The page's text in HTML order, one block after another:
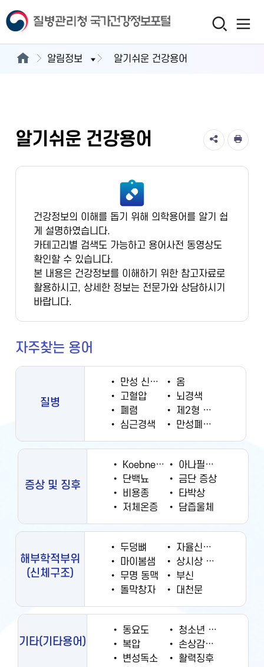
알림정보 알기쉬운 건강용어
알기쉬운 건강용어
건강정보의 이해를 돕기 위해 의학용어를 알기 쉽
게 설명하였습니다.
카테고리별 검색도 가능하고 용어사전 동영상도
확인할 수 있습니다.
본 내용은 건강정보를 이해하기 위한 참고자료로
활용하시고, 상세한 정보는 전문가와 상담하시기
바랍니다.
자주찾는 용어
질병
• 만성 신부전증 •
옴
•
고혈압 •
뇌경색
•
폐렴 •
제2형 당뇨병
•
심근경색 • 만성폐쇄성폐질환
증상 및 징후
• Koebner 현상 •
아나필락시스
•
단백뇨 •
금단 증상
•
비용종 •
타박상
•
저체온증 • 담즙울체
해부학적부위
(신체구조)
• 두덩뼈 •
자율신경계
•
마이봄샘 •
상시상 정맥동
•
무명 동맥 •
부신
•
돌막창자 • 대천문
기타(기타용어)
• 동요도 •
청소년 궐련 현재 흡연율
•
복압 •
손상감시정보
•
변성독소 •
활력징후